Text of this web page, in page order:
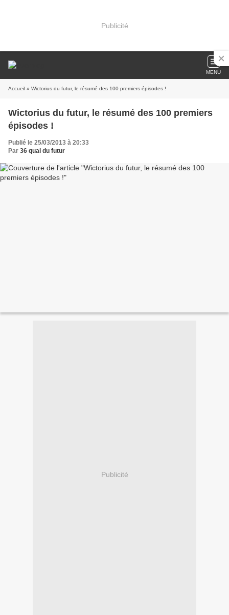
Publicité
MENU
Accueil » Wictorius du futur, le résumé des 100 premiers épisodes !
Wictorius du futur, le résumé des 100 premiers
épisodes !
Publié le 25/03/2013 à 20:33
Par 36 quai du futur
Publicité